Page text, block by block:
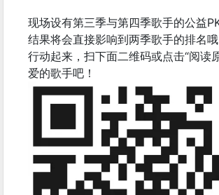
现场设有第三季与第四季歌手的公益
结果将会直接影响到两季歌手的排名
行动起来，扫下面二维码或点击“阅读
爱的歌手吧！